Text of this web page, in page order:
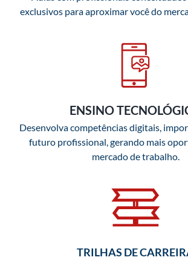
exclusivos para aproximar você do
ENSINO
Desenvolva competências digitais,
futuro profissional, gerando mais
mercado de trabalho.
TRILHAS DE